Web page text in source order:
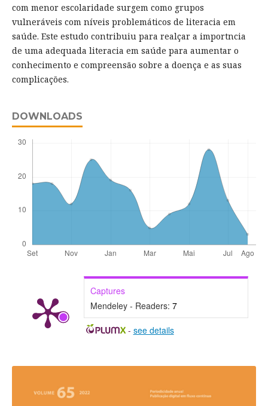
com menor escolaridade surgem como grupos
vulneráveis com níveis problemáticos de literacia em
saúde. Este estudo contribuiu para realçar a importncia
de uma adequada literacia em saúde para aumentar o
conhecimento e compreensão sobre a doença e as suas
complicações.
DOWNLOADS
Captures
Mendeley - Readers: 7
- see details